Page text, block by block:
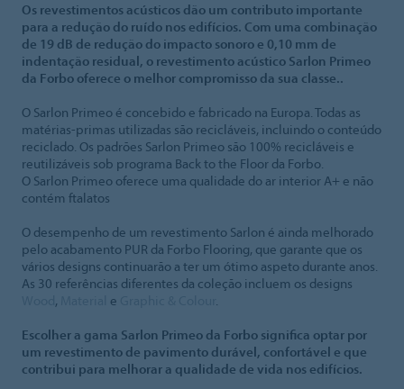
Os revestimentos acústicos dão um contributo importante
para a redução do ruído nos edifícios. Com uma combinação
de 19 dB de redução do impacto sonoro e 0,10 mm de
indentação residual, o revestimento acústico Sarlon Primeo
da Forbo oferece o melhor compromisso da sua classe..
O Sarlon Primeo é concebido e fabricado na Europa. Todas as
matérias-primas utilizadas são recicláveis, incluindo o conteúdo
reciclado. Os padrões Sarlon Primeo são 100% recicláveis e
reutilizáveis sob programa Back to the Floor da Forbo.
O Sarlon Primeo oferece uma qualidade do ar interior A+ e não
contém ftalatos
O desempenho de um revestimento Sarlon é ainda melhorado
pelo acabamento PUR da Forbo Flooring, que garante que os
vários designs continuarão a ter um ótimo aspeto durante anos.
As 30 referências diferentes da coleção incluem os designs
, e
.
Escolher a gama Sarlon Primeo da Forbo significa optar por
um revestimento de pavimento durável, confortável e que
contribui para melhorar a qualidade de vida nos edifícios.